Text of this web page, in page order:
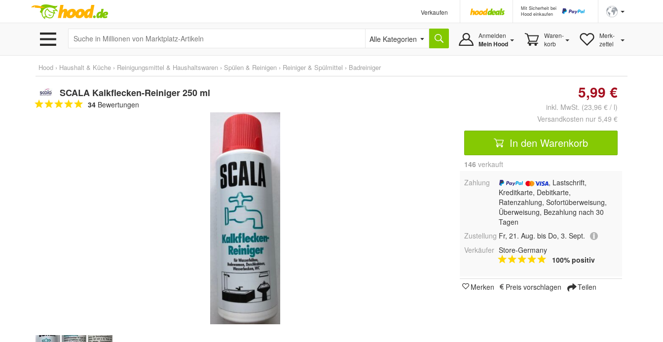
Verkaufen
Mit Sicherheit bei
Hood einkaufen
Alle Kategorien Anmelden
Mein Hood
Waren-
korb
Merk-
zettel
Hood › Haushalt & Küche › Reinigungsmittel & Haushaltswaren › Spülen & Reinigen › Reiniger & Spülmittel › Badreiniger
SCALA Kalkflecken-Reiniger 250 ml
34 Bewertungen
5,99 €
inkl. MwSt. (23,96 € / l)
Versandkosten nur 5,49 €
In den Warenkorb
146 verkauft
Zahlung
, Lastschrift,
Kreditkarte, Debitkarte,
Ratenzahlung, Sofortüberweisung,
Überweisung, Bezahlung nach 30
Tagen
Zustellung Fr, 21. Aug. bis Do, 3. Sept.
Verkäufer Store-Germany
100% positiv
Merken Preis vorschlagen Teilen